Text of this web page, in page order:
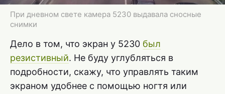
При дневном свете камера 5230 выдавала сносные
снимки
Дело в том, что экран у 5230 был
резистивный. Не буду углубляться в
подробности, скажу, что управлять таким
экраном удобнее с помощью ногтя или